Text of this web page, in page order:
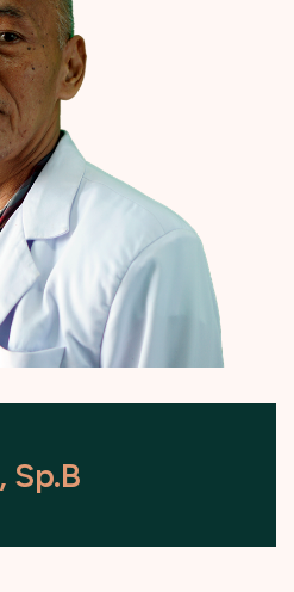
, Sp.B